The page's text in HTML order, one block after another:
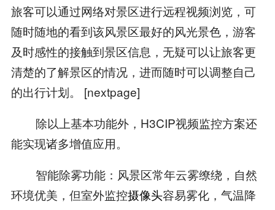
旅客可以通过网络对景区进行远程视频浏览，可
随时随地的看到该风景区最好的风光景色，游客
及时感性的接触到景区信息，无疑可以让旅客更
清楚的了解景区的情况，进而随时可以调整自己
的出行计划。 [nextpage]
除以上基本功能外，H3CIP视频监控方案还
能实现诸多增值应用。
智能除雾功能：风景区常年云雾缭绕，自然
环境优美，但室外监控摄像头容易雾化，气温降